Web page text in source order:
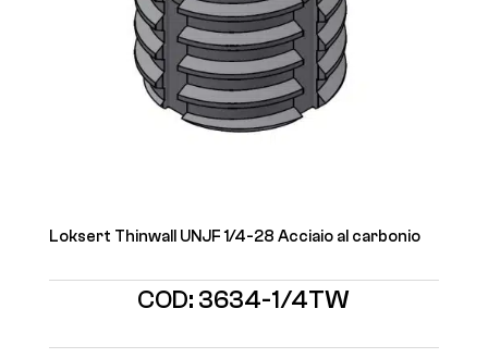
Loksert Thinwall UNJF 1/4-28 Acciaio al carbonio
COD: 3634-1/4TW